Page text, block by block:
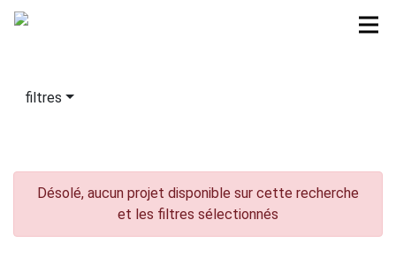
filtres
Désolé, aucun projet disponible sur cette recherche
et les filtres sélectionnés